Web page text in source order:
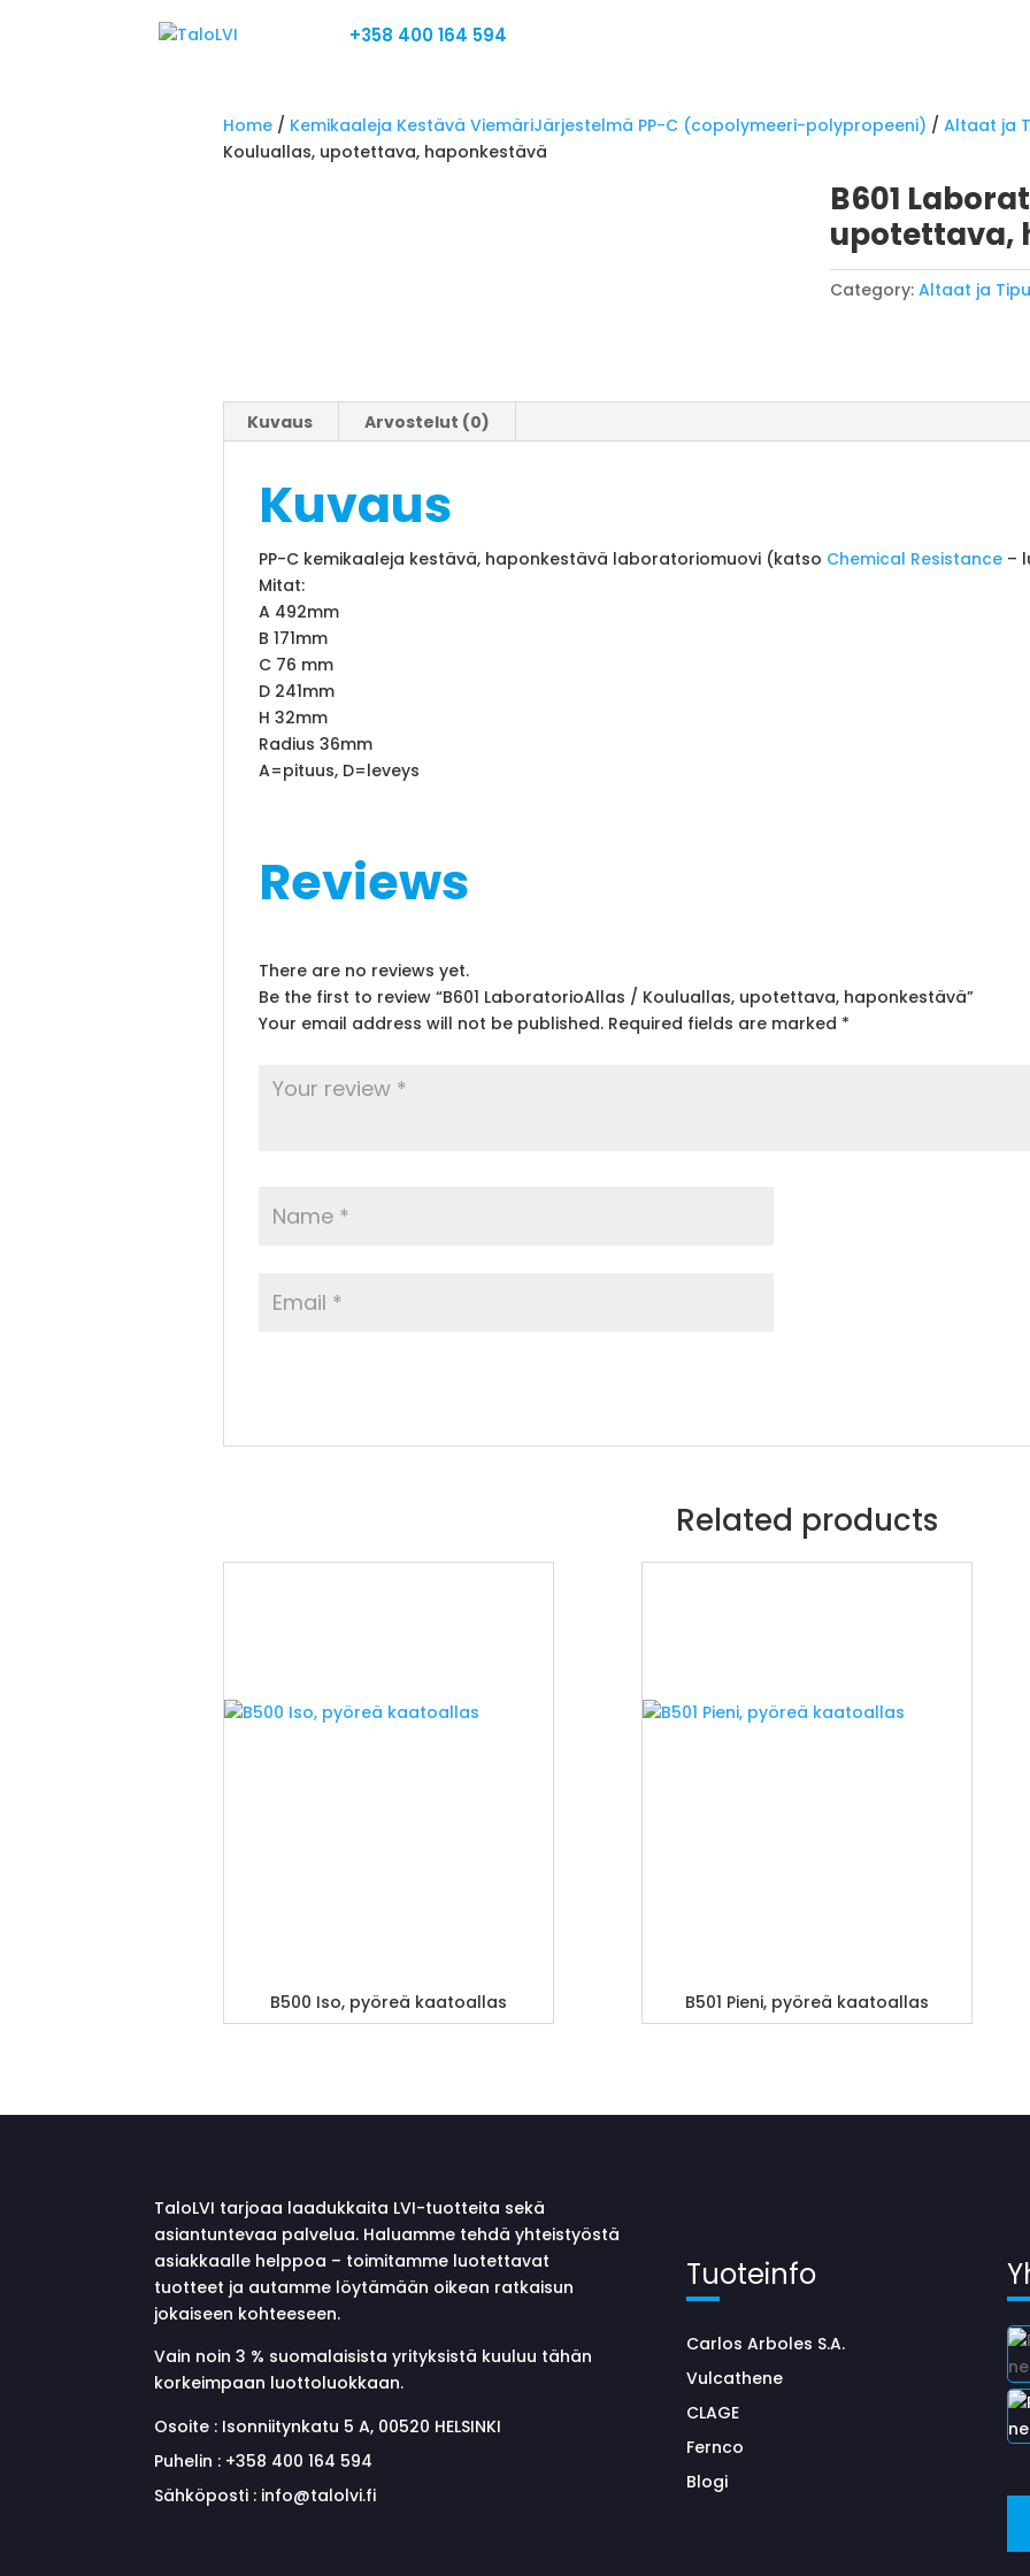
+358 400 164 594
Home/ Kemikaaleja Kestävä ViemäriJärjestelmä PP-C (copolymeeri-polypropeeni) / Altaat ja
Kouluallas, upotettava, haponkestävä
B601
upotettava,
Category: Altaat ja
Kuvaus Arvostelut (0)
Kuvaus
PP-C kemikaaleja kestävä, haponkestävä laboratoriomuovi (katso Chemical Resistance–
Mitat:
A 492mm
B 171mm
C 76 mm
D 241mm
H 32mm
Radius 36mm
A=pituus, D=leveys
Reviews
There are no reviews yet.
Be the first to review “B601 LaboratorioAllas / Kouluallas, upotettava, haponkestävä”
Your email address will not be published. Required fields are marked *
Related products
B500 Iso, pyöreä kaatoallas B501 Pieni, pyöreä kaatoallas
TaloLVI tarjoaa laadukkaita LVI-tuotteita sekä
asiantuntevaa palvelua. Haluamme tehdä yhteistyöstä
asiakkaalle helppoa – toimitamme luotettavat
tuotteet ja autamme löytämään oikean ratkaisun
jokaiseen kohteeseen.
Vain noin 3 % suomalaisista yrityksistä kuuluu tähän
korkeimpaan luottoluokkaan.
Osoite : Isonniitynkatu 5 A, 00520 HELSINKI
Puhelin : +358 400 164 594
Sähköposti : info@talolvi.fi
Tuoteinfo
Carlos Arboles S.A.
Vulcathene
CLAGE
Fernco
Blogi